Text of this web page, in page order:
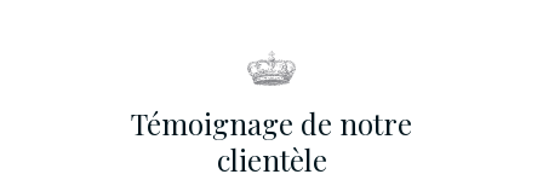
Témoignage de notre
clientèle